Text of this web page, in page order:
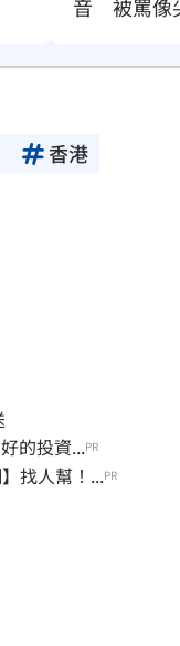
音　被罵像
香港
的投資...PR
找人幫！...PR